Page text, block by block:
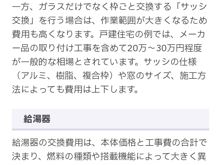
一方、ガラスだけでなく枠ごと交換する「サッシ
交換」を行う場合は、作業範囲が大きくなるため
費用も高くなります。戸建住宅の例では、メーカ
ー品の取り付け工事を含めて20万〜30万円程度
が一般的な相場とされています。サッシの仕様
（アルミ、樹脂、複合枠）や窓のサイズ、施工方
法によっても費用は上下します。
給湯器
給湯器の交換費用は、本体価格と工事費の合計で
決まり、燃料の種類や搭載機能によって大きく異